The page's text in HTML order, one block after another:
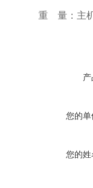
重 量：主机
您的单
您的姓